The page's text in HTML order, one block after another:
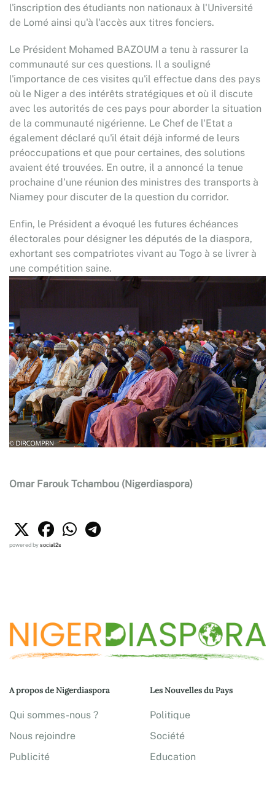
l'inscription des étudiants non nationaux à l'Université
de Lomé ainsi qu'à l'accès aux titres fonciers.
Le Président Mohamed BAZOUM a tenu à rassurer la
communauté sur ces questions. Il a souligné
l'importance de ces visites qu'il effectue dans des pays
où le Niger a des intérêts stratégiques et où il discute
avec les autorités de ces pays pour aborder la situation
de la communauté nigérienne. Le Chef de l'Etat a
également déclaré qu'il était déjà informé de leurs
préoccupations et que pour certaines, des solutions
avaient été trouvées. En outre, il a annoncé la tenue
prochaine d'une réunion des ministres des transports à
Niamey pour discuter de la question du corridor.
Enfin, le Président a évoqué les futures échéances
électorales pour désigner les députés de la diaspora,
exhortant ses compatriotes vivant au Togo à se livrer à
une compétition saine.
Omar Farouk Tchambou (Nigerdiaspora)
powered bysocial2s
A propos de Nigerdiaspora
Qui sommes-nous ?
Nous rejoindre
Publicité
Les Nouvelles du Pays
Politique
Société
Education